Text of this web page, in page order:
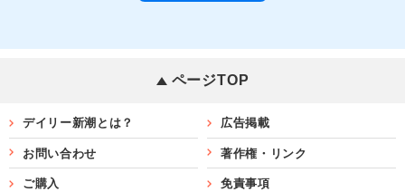
ページTOP
デイリー新潮とは？ 広告掲載
お問い合わせ 著作権・リンク
ご購入 免責事項